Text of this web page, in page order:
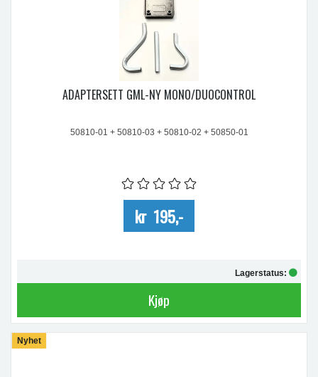
ADAPTERSETT GML-NY MONO/DUOCONTROL
50810-01 + 50810-03 + 50810-02 + 50850-01
kr 195,-
Lagerstatus:
Kjøp
Nyhet